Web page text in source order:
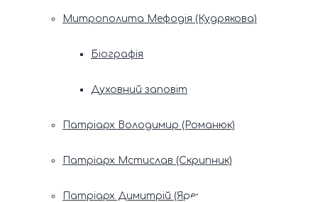
Митрополита Мефодія (Кудрякова)
Біографія
Духовний заповіт
Патріарх Володимир (Романюк)
Патріарх Мстислав (Скрипник)
Патріарх Димитрій (Ярема)